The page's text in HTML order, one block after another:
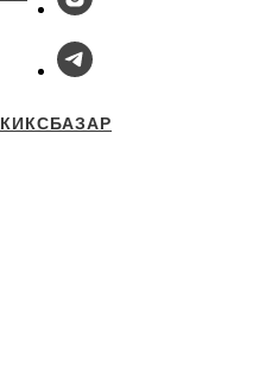
КИКСБАЗАР